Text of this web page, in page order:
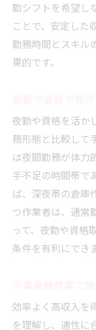
勤シフトを希望し
ことで、安定した
勤務時間とスキル
果的です。
夜勤や資格を活か
務形態と比較して
は夜間勤務が体力
手不足の時間帯で
ば、深夜帯の倉庫
つ作業者は、通常
って、夜勤や資格
条件を有利にでき
効率よく高収入を
を理解し、適性に